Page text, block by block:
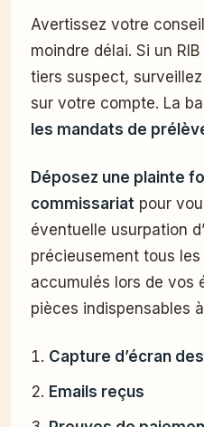
Avertissez votre
moindre délai. Si un
tiers suspect,
sur votre compte. La
les mandats de
Déposez une plainte
commissariat pour
éventuelle usurpation
précieusement tous
accumulés lors de vos
pièces indispensables
Capture d’écran
Emails reçus